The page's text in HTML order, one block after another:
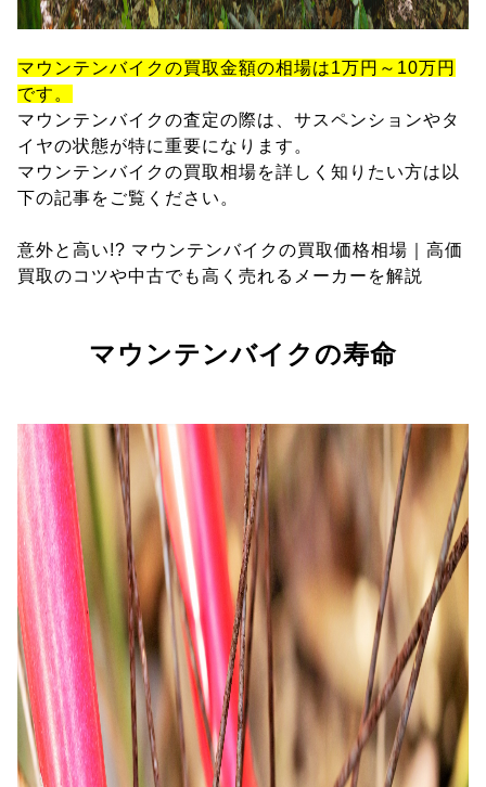
マウンテンバイクの買取金額の相場は1万円～10万円
です。
マウンテンバイクの査定の際は、サスペンションやタ
イヤの状態が特に重要になります。
マウンテンバイクの買取相場を詳しく知りたい方は以
下の記事をご覧ください。
意外と高い!? マウンテンバイクの買取価格相場｜高価
買取のコツや中古でも高く売れるメーカーを解説
マウンテンバイクの寿命